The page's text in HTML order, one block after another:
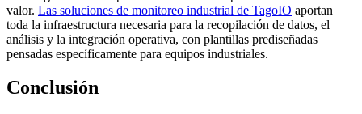
valor. Las soluciones de monitoreo industrial de TagoIO aportan
toda la infraestructura necesaria para la recopilación de datos, el
análisis y la integración operativa, con plantillas prediseñadas
pensadas específicamente para equipos industriales.
Conclusión